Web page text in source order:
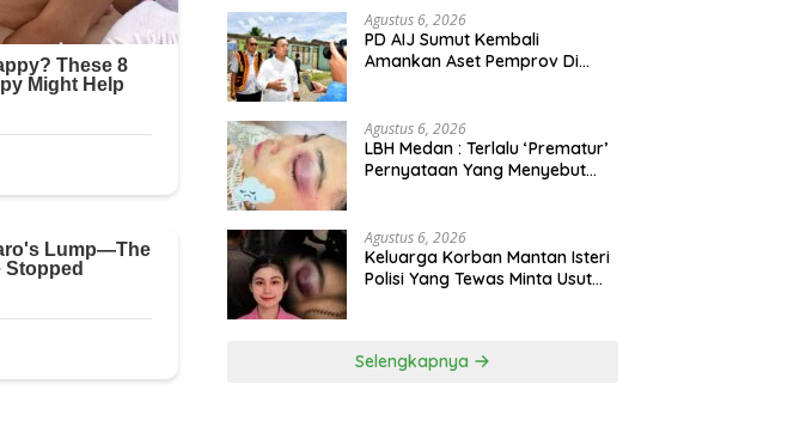
Agustus 6, 2026
PD AIJ Sumut Kembali
Amankan Aset Pemprov Di
Agustus 6, 2026
LBH Medan : Terlalu ‘Prematur’
Pernyataan Yang Menyebut
Agustus 6, 2026
Keluarga Korban Mantan Isteri
Polisi Yang Tewas Minta Usut
Selengkapnya